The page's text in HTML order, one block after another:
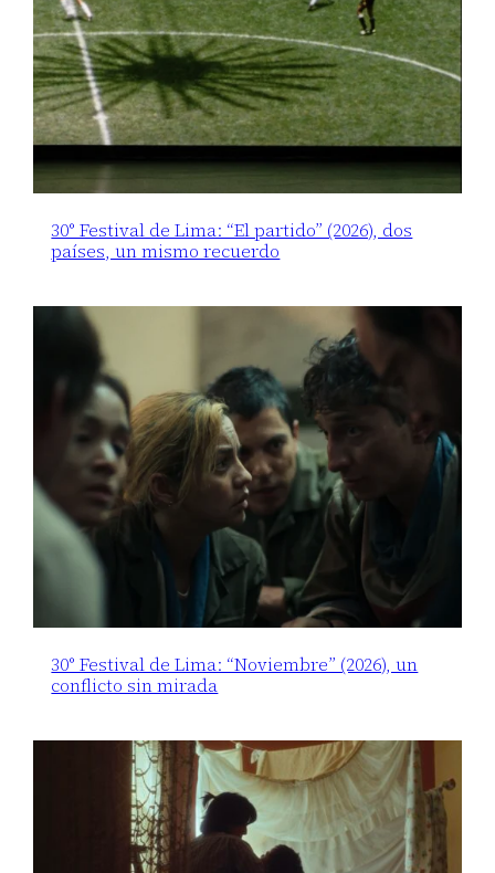
30° Festival de Lima: “El partido” (2026), dos
países, un mismo recuerdo
30° Festival de Lima: “Noviembre” (2026), un
conflicto sin mirada